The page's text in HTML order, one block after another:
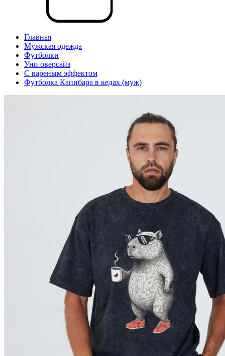
Главная
Мужская одежда
Футболки
Уни оверсайз
С вареным эффектом
Футболка Капибара в кедах (муж)